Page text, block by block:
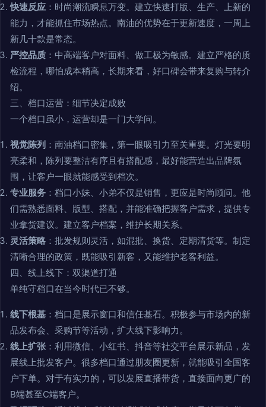
快速反应 ：时尚潮流瞬息万变。建立快速打版、生产、上新的
能力，才能抓住市场热点。南油的优势在于更新速度，一周上
新几十款是常态。
严控品质 ：中高端客户对面料、做工极为敏感。建立严格的质
检流程，哪怕成本稍高，长期来看，好口碑会带来复购与转介
绍。
三、档口运营：细节决定成败
一个档口虽小，运营却是一门大学问。
视觉陈列 ：南油档口密集，第一眼吸引力至关重要。灯光要明
亮柔和，陈列要整洁有序且有搭配感，最好能营造出品牌氛
围，让客户一眼就能感受到档次。
专业服务 ：档口小妹、小弟不仅是销售，更应是时尚顾问。他
们需熟悉面料、版型、搭配，并能准确把握客户需求，提供专
业拿货建议。建立客户档案，维护长期关系。
灵活策略 ：批发规则灵活，如混批、换货、定期清货等。制定
清晰合理的政策，既能吸引新客，又能维护老客利益。
四、线上线下：双渠道打通
单纯守档口在当今时代已不够。
线下根基 ：档口是展示窗口和信任基石。积极参与市场内的新
品发布会、采购节等活动，扩大线下影响力。
线上扩张：利用微信、小红书、抖音等社交平台展示新品，发
展线上批发客户。很多档口通过朋友圈更新，就能吸引全国客
户下单。对于有实力的，可以发展直播带货，直接面向更广的
B端甚至C端客户。